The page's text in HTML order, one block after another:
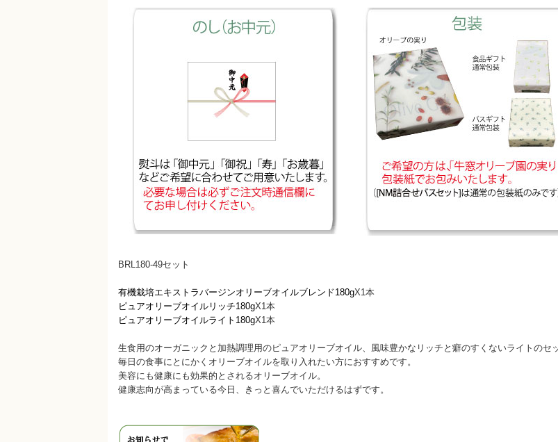
BRL180-49セット
有機栽培エキストラバージンオリーブオイルブレンド180gX1本
ピュアオリーブオイルリッチ180gX1本
ピュアオリーブオイルライト180gX1本
生食用のオーガニックと加熱調理用のピュアオリーブオイル、風味豊かなリッチと癖のすくないライトのセッ
毎日の食事にとにかくオリーブオイルを取り入れたい方におすすめです。
美容にも健康にも効果的とされるオリーブオイル。
健康志向が高まっている今日、きっと喜んでいただけるはずです。